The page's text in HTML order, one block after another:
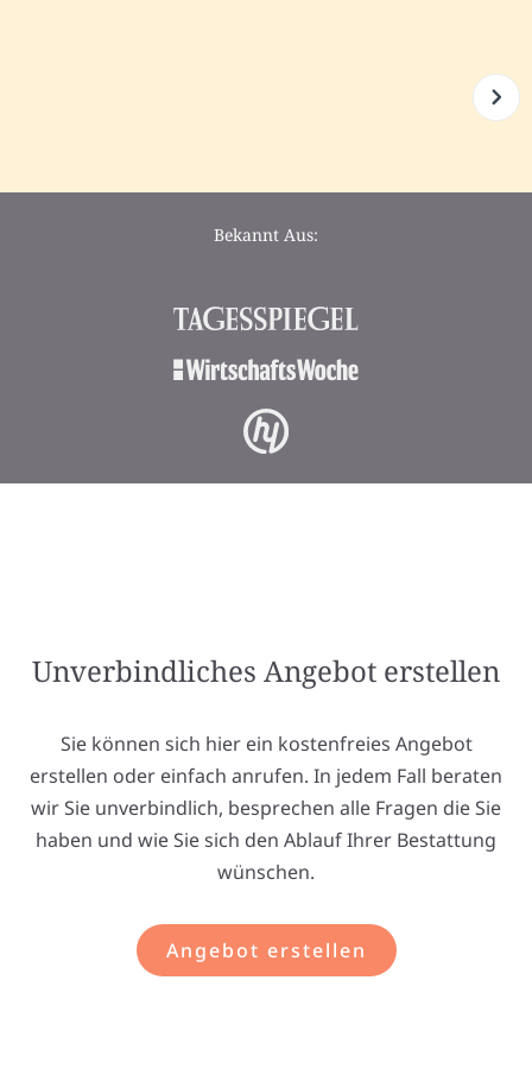
Bekannt Aus:
Unverbindliches Angebot erstellen
Sie können sich hier ein kostenfreies Angebot
erstellen oder einfach anrufen. In jedem Fall beraten
wir Sie unverbindlich, besprechen alle Fragen die Sie
haben und wie Sie sich den Ablauf Ihrer Bestattung
wünschen.
Angebot erstellen